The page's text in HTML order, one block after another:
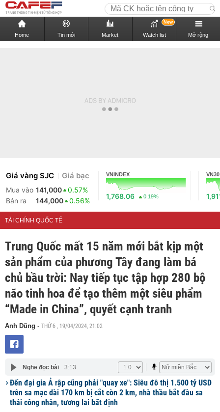
Home Tin mới Market Watch list
New
Mở rộng
Giá vàng SJC Giá bạc
Mua vào 141,000
0.57%
Bán ra
144,000 0.56%
VNINDEX
1,768.06 0.19%
VN30
TÀI CHÍNH QUỐC TẾ
Trung Quốc mất 15 năm mới bắt kịp một
sản phẩm của phương Tây đang làm bá
chủ bầu trời: Nay tiếp tục tập hợp 280 bộ
não tinh hoa để tạo thêm một siêu phẩm
“Made in China”, quyết cạnh tranh
Anh Dũng - THỨ 6 , 19/04/2024, 21:02
Nghe đọc bài 3:13
Đến đại gia Ả rập cũng phải "quay xe": Siêu đô thị 1.500 tỷ USD
trên sa mạc dài 170 km bị cắt còn 2 km, nhà thầu bắt đầu sa
thải công nhân, tương lai bất định